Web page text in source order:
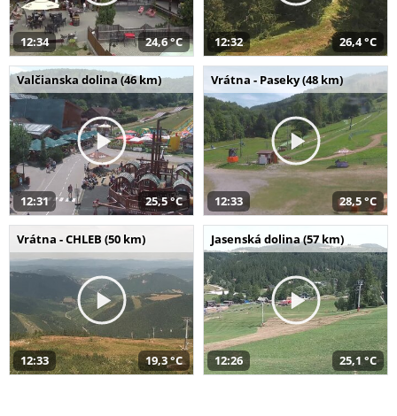
12:34 24,6 °C 12:32 26,4 °C
Valčianska dolina (46 km)
12:31 25,5 °C
Vrátna - Paseky (48 km)
12:33 28,5 °C
Vrátna - CHLEB (50 km)
12:33 19,3 °C
Jasenská dolina (57 km)
12:26 25,1 °C